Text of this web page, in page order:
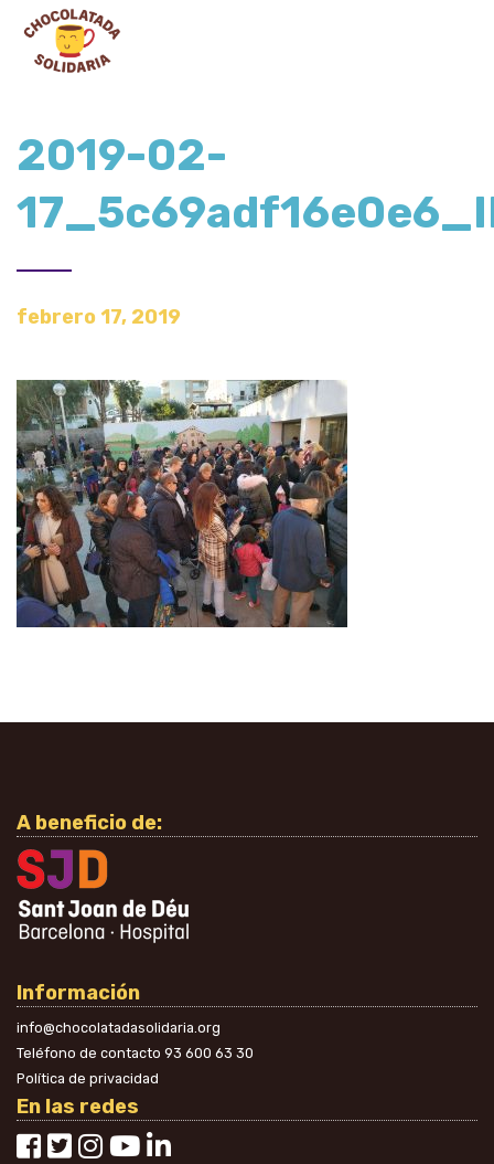
2019-02-
febrero 17, 2019
A beneficio de:
Información
info@chocolatadasolidaria.org
Teléfono de contacto 93 600 63 30
Política de privacidad
En las redes